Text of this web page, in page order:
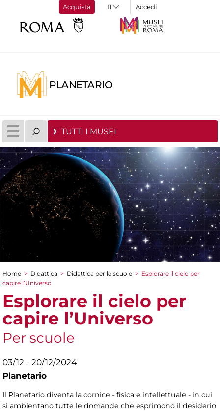
Acquista Accedi
PLANETARIO
TUTTI I MUSEI
Tu sei qui
Home > Didattica > Didattica per le scuole > Esplorare il cielo per
capire l’Universo
Esplorare il cielo per
capire l’Universo
Per scuole
03/12 - 20/12/2024
Planetario
Il Planetario diventa la cornice - fisica e intellettuale - in cui
si ambientano tutte le domande che esprimono il desiderio